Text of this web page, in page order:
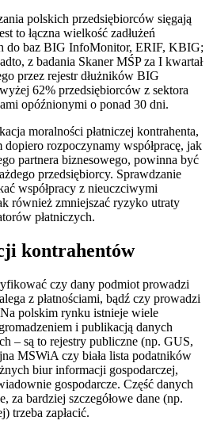
polskich przedsiębiorców sięgają
to łączna wielkość zadłużeń
do baz BIG InfoMonitor, ERIF, KBIG;
z badania Skaner MŚP za I kwartał
przez rejestr dłużników BIG
62% przedsiębiorców z sektora
opóźnionymi o ponad 30 dni.
moralności płatniczej kontrahenta,
rozpoczynamy współpracę, jak
partnera biznesowego, powinna być
przedsiębiorcy. Sprawdzanie
współpracy z nieuczciwymi
również zmniejszać ryzyko utraty
płatniczych.
kontrahentów
czy dany podmiot prowadzi
z płatnościami, bądź czy prowadzi
polskim rynku istnieje wiele
i publikacją danych
– są to rejestry publiczne (np. GUS,
MSWiA czy biała lista podatników
biur informacji gospodarczej,
gospodarcze. Część danych
za bardziej szczegółowe dane (np.
trzeba zapłacić.